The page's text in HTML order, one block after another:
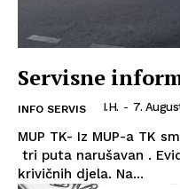
Servisne
INFO SERVIS I.H. - 7.
MUP TK- Iz MUP-a TK
tri puta narušavan .
krivičnih djela. Na...